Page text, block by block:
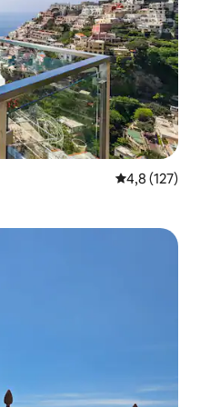
4,8 (127)